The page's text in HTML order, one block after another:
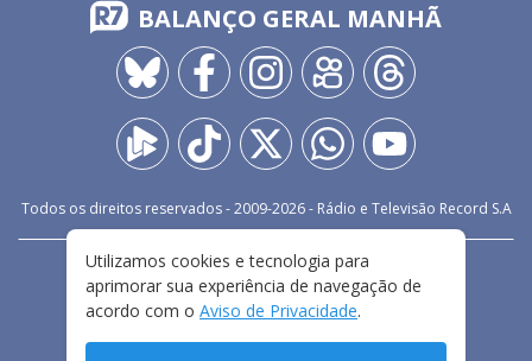
BALANÇO GERAL MANHÃ
Todos os direitos reservados - 2009-2026- Rádio e Televisão Record S.A
FALE CONOSCO
PRIVACIDADE
TERMOS E CONDIÇÕES DE USO
Utilizamos cookies e tecnologia para
aprimorar sua experiência de navegação de
acordo com o Aviso de Privacidade.